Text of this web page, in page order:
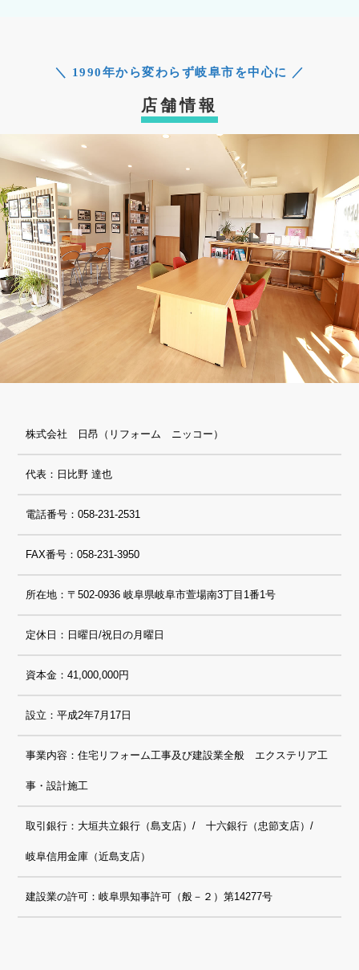
＼ 1990年から変わらず岐阜市を中心に ／
店舗情報
株式会社 日昂（リフォーム ニッコー）
代表：日比野 達也
電話番号：058-231-2531
FAX番号：058-231-3950
所在地：〒502-0936 岐阜県岐阜市萱場南3丁目1番1号
定休日：日曜日/祝日の月曜日
資本金：41,000,000円
設立：平成2年7月17日
事業内容：住宅リフォーム工事及び建設業全般 エクステリア工
事・設計施工
取引銀行：大垣共立銀行（島支店）/ 十六銀行（忠節支店）/
岐阜信用金庫（近島支店）
建設業の許可：岐阜県知事許可（般－２）第14277号